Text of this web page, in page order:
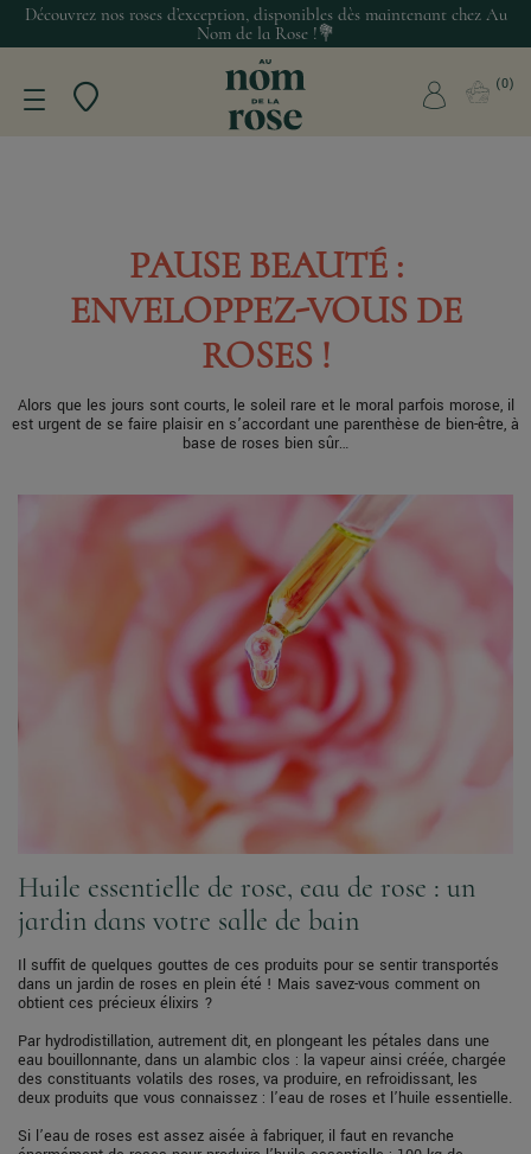
Découvrez nos roses d’exception, disponibles dès maintenant chez Au
Nom de la Rose !💐
0
PAUSE BEAUTÉ :
ENVELOPPEZ-VOUS DE
ROSES !
Alors que les jours sont courts, le soleil rare et le moral parfois morose, il
est urgent de se faire plaisir en s’accordant une parenthèse de bien-être, à
base de roses bien sûr…
Huile essentielle de rose, eau de rose : un
jardin dans votre salle de bain
Il suffit de quelques gouttes de ces produits pour se sentir transportés
dans un jardin de roses en plein été ! Mais savez-vous comment on
obtient ces précieux élixirs ?
Par hydrodistillation, autrement dit, en plongeant les pétales dans une
eau bouillonnante, dans un alambic clos : la vapeur ainsi créée, chargée
des constituants volatils des roses, va produire, en refroidissant, les
deux produits que vous connaissez : l’eau de roses et l’huile essentielle.
Si l’eau de roses est assez aisée à fabriquer, il faut en revanche